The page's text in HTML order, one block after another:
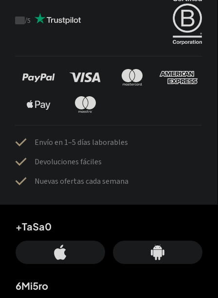
Trustpilot
/5
Envío en 1–5 días laborables
Devoluciones fáciles
Nuevas ofertas cada semana
+TaSa0
6Mi5ro